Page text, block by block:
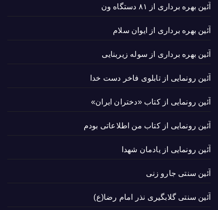
آئین بهره برداری از ۸۱ دستگاه ون
آئین بهره برداری از ایوان سلام
آئین بهره برداری از سوله زیربنایی
آئین رونمایی از تابلوی فاخر دست خدا
آئین رونمایی از کتاب «دختران ایران»
آئین رونمایی از کتاب من اطلاعاتی بودم
آئین رونمایی از یادمان شهدا
آئین سنتی جارو زنی
آئین سنتی گلابگیری نذر امام رضا(ع)